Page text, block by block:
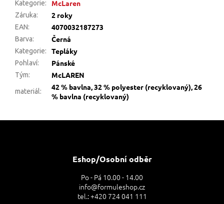
Kategorie: McLaren
Záruka: 2 roky
EAN: 4070032187273
Barva: Černá
Kategorie: Tepláky
Pohlaví: Pánské
Tým: McLAREN
materiál:
42 % bavlna, 32 % polyester (recyklovaný), 26
% bavlna (recyklovaný)
Eshop/Osobní odběr
Po - Pá 10.00 - 14.00
info@formuleshop.cz
tel.: +420 724 041 111